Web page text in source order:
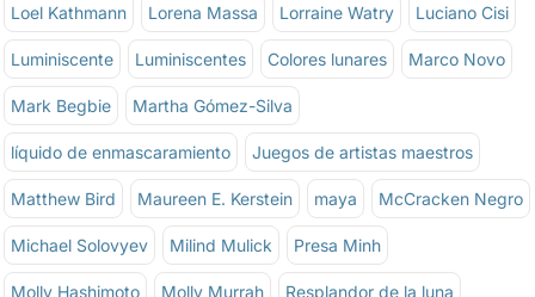
Loel Kathmann Lorena Massa Lorraine Watry Luciano Cisi
Luminiscente Luminiscentes Colores lunares Marco Novo
Mark Begbie Martha Gómez-Silva
líquido de enmascaramiento Juegos de artistas maestros
Matthew Bird Maureen E. Kerstein maya McCracken Negro
Michael Solovyev Milind Mulick Presa Minh
Molly Hashimoto Molly Murrah Resplandor de la luna